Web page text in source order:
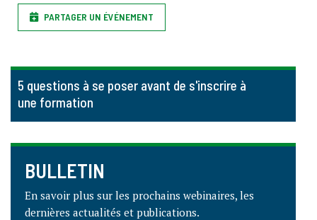
PARTAGER UN ÉVÉNEMENT
5 questions à se poser avant de s'inscrire à
une formation
BULLETIN
En savoir plus sur les prochains webinaires, les
dernières actualités et publications.